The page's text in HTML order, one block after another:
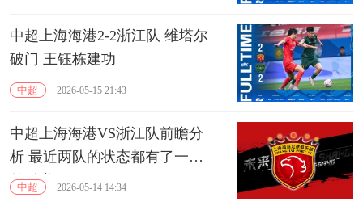
中超上海海港2-2浙江队 维塔尔
破门 王钰栋建功
中超 2026-05-15 21:43
中超上海海港VS浙江队前瞻分
析 最近两队的状态都有了一定
的反弹
中超 2026-05-14 14:34